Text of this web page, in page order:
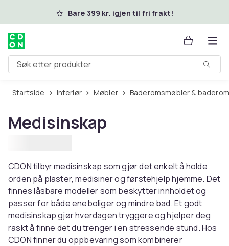
Hopp til hovedinnholdBare 399 kr. igjen til fri frakt!
Søk etter produkter
Startside Interiør Møbler Baderomsmøbler &
Medisinskap
CDON tilbyr medisinskap som gjør det enkelt å holde
orden på plaster, medisiner og førstehjelp hjemme. Det
finnes låsbare modeller som beskytter innholdet og
passer for både eneboliger og mindre bad. Et godt
medisinskap gjør hverdagen tryggere og hjelper deg
raskt å finne det du trenger i en stressende stund. Hos
CDON finner du oppbevaring som kombinerer